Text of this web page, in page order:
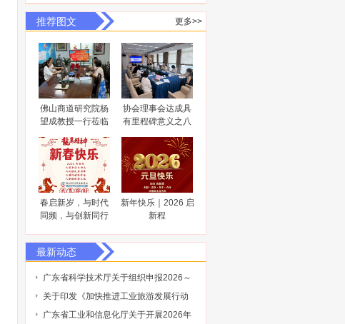
更多>>
推荐图文
佛山商道研究院杨
望成教授一行莅临
会调研指导
协会理事会达成具
有里程碑意义之八
春启新岁，与时代
同频，与创新同行
新年快乐｜2026 启
新程
最新动态
广东省科学技术厅关于组织申报2026～
2027年度省重点领域研发计划“智能机器
人”专项项目的通知
关于印发《加快推进工业旅游发展行动
计划（2026-2030年）》的通知
广东省工业和信息化厅关于开展2026年